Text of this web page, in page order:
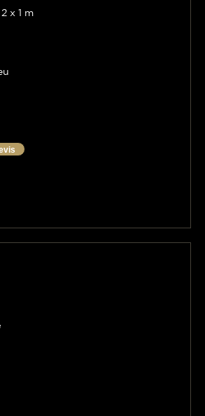
x 1 m